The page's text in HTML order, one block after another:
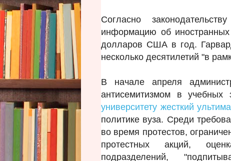
Согласно
информацию об
долларов США в год.
несколько десятилетий "в
В начале апреля
антисемитизмом в
университету жесткий
политике вуза. Среди
во время протестов,
протестных акций,
подразделений,